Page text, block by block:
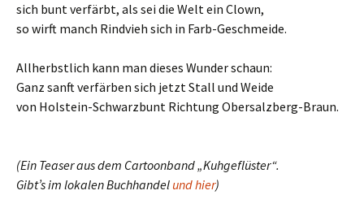
sich bunt verfärbt, als sei die Welt ein Clown,
so wirft manch Rindvieh sich in Farb-Geschmeide.
Allherbstlich kann man dieses Wunder schaun:
Ganz sanft verfärben sich jetzt Stall und Weide
von Holstein-Schwarzbunt Richtung Obersalzberg-Braun.
(Ein Teaser aus dem Cartoonband „Kuhgeflüster“.
Gibt’s im lokalen Buchhandel und hier)